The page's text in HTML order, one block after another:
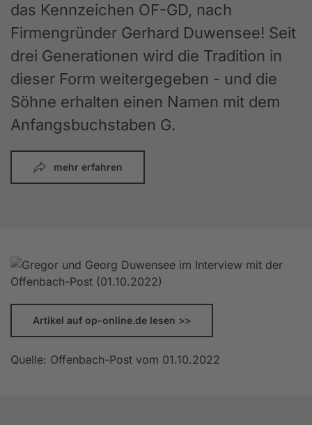
das Kennzeichen OF-GD, nach
Firmengründer Gerhard Duwensee! Seit
drei Generationen wird die Tradition in
dieser Form weitergegeben - und die
Söhne erhalten einen Namen mit dem
Anfangsbuchstaben G.
mehr erfahren
Artikel auf op-online.de lesen >>
Quelle: Offenbach-Post vom 01.10.2022